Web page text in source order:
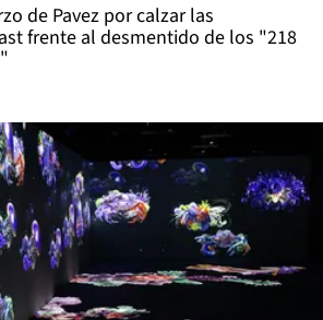
de Pavez por calzar las
frente al desmentido de los "218